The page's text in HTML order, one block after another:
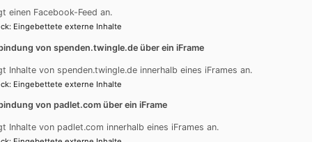
an der digitalen Welt: »Es gibt unseren älteren
sie ihr Leben selbstständig organisieren können«,
wird nun einmal in der Woche eine Stunde lang im
dazu Geräte angeschafft, Smartphones und Tablets, die
wenn sie noch kein eigenes Gerät haben. Das war
Traunstein möglich. Döring, selbst Rotarier, hatte
im Achental keine Unterstützung für das Projekt gab.
begeistert, so dass der Verein bereits eine erste Spende
einen Facebook-Feed an.
: Eingebettete externe Inhalte
von spenden.twingle.de über ein iFrame
Inhalte von spenden.twingle.de innerhalb eines iFrames an.
: Eingebettete externe Inhalte
von padlet.com über ein iFrame
Inhalte von padlet.com innerhalb eines iFrames an.